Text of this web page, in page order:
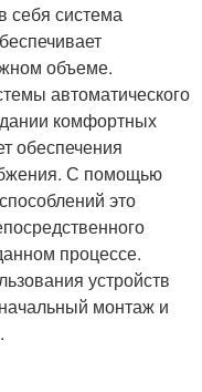
себя система
объеме.
автоматического
комфортных
обеспечения
С помощью
это
процессе.
устройств
монтаж и